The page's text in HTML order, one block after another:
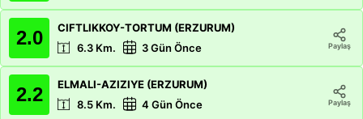
2.0
CIFTLIKKOY-TORTUM (ERZURUM)
6.3 Km. 3 Gün Önce Paylaş
2.2
ELMALI-AZIZIYE (ERZURUM)
8.5 Km. 4 Gün Önce Paylaş